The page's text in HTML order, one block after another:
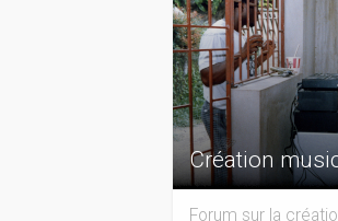
Création
Forum sur la